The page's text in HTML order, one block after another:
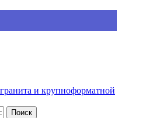
и крупноформатной
Поиск